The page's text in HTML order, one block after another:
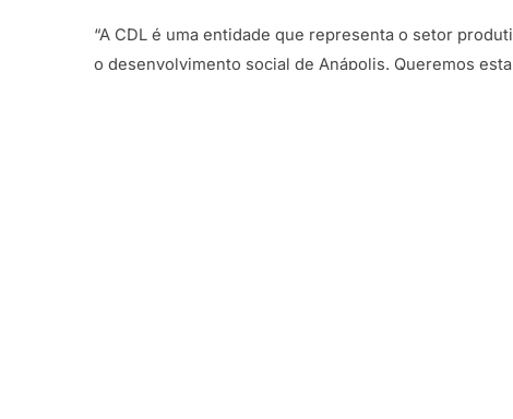
“A CDL é uma entidade que representa o setor
o desenvolvimento social de Anápolis. Queremos